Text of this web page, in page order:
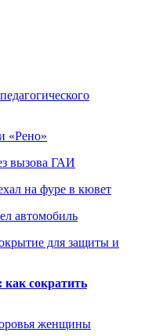
«Рено»
вызова ГАИ
на фуре в кювет
автомобиль
для защиты и
как сократить
женщины